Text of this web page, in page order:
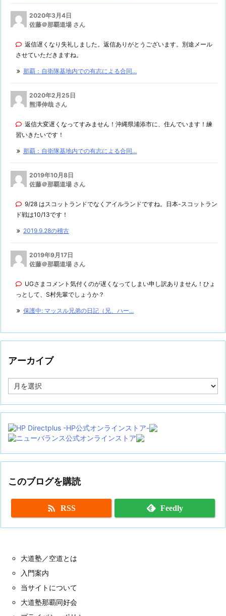
2020年3月4日
佐藤＠那覇道場 さん
返信遅くなり失礼しました。返信ありがとうございます。別途メール
させていただきますね。
那覇：自衛隊基地内での有志による合同...
2020年2月25日
熊澤伸哉 さん
返信大変遅くなってすみません！沖縄県浦添市に、住んでいます！練
習いきたいです！
那覇：自衛隊基地内での有志による合同...
2019年10月8日
佐藤＠那覇道場 さん
9/28 はスコットランドでなくアイルランドですね。日本-スコットラン
ド戦は10/13です！
2019.9.28の稽古
2019年9月17日
佐藤＠那覇道場 さん
UGさまコメント気付くのが遅くなってしまい申し訳ありません！ひょ
っとして、S村先輩でしょうか？
保護中: マッスル兄弟の日記（兄、ハー...
アーカイブ
ー
イ
このブログを購読
 RSS Feedly
大道塾／空道とは
入門案内
当サイトについて
大道塾那覇同好会